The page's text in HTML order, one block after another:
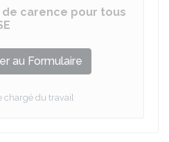
carence pour tous
au Formulaire
chargé du travail